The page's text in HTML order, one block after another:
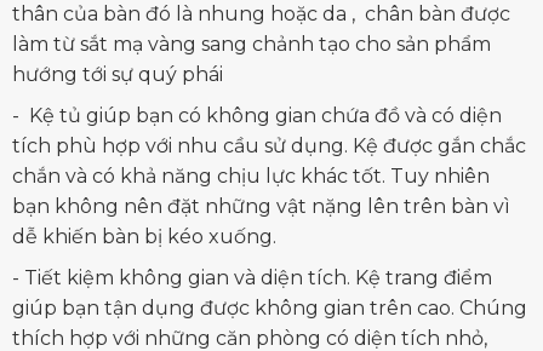
thân của bàn đó là nhung hoặc da , chân bàn được
làm từ sắt mạ vàng sang chảnh tạo cho sản phẩm
hướng tới sự quý phái
- Kệ tủ giúp bạn có không gian chứa đồ và có diện
tích phù hợp với nhu cầu sử dụng. Kệ được gắn chắc
chắn và có khả năng chịu lực khác tốt. Tuy nhiên
bạn không nên đặt những vật nặng lên trên bàn vì
dễ khiến bàn bị kéo xuống.
- Tiết kiệm không gian và diện tích. Kệ trang điểm
giúp bạn tận dụng được không gian trên cao. Chúng
thích hợp với những căn phòng có diện tích nhỏ,